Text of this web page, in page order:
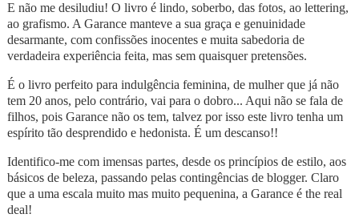
E não me desiludiu! O livro é lindo, soberbo, das fotos, ao lettering,
ao grafismo. A Garance manteve a sua graça e genuinidade
desarmante, com confissões inocentes e muita sabedoria de
verdadeira experiência feita, mas sem quaisquer pretensões.
É o livro perfeito para indulgência feminina, de mulher que já não
tem 20 anos, pelo contrário, vai para o dobro... Aqui não se fala de
filhos, pois Garance não os tem, talvez por isso este livro tenha um
espírito tão desprendido e hedonista. É um descanso!!
Identifico-me com imensas partes, desde os princípios de estilo, aos
básicos de beleza, passando pelas contingências de blogger. Claro
que a uma escala muito mas muito pequenina, a Garance é the real
deal!